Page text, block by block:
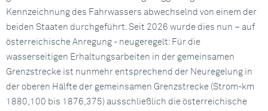
Kennzeichnung des Fahrwassers abwechselnd von einem der
beiden Staaten durchgeführt. Seit 2026 wurde dies nun – auf
österreichische Anregung - neugeregelt: Für die
wasserseitigen Erhaltungsarbeiten in der gemeinsamen
Grenzstrecke ist nunmehr entsprechend der Neuregelung in
der oberen Hälfte der gemeinsamen Grenzstrecke (Strom-km
1880,100 bis 1876,375) ausschließlich die österreichische